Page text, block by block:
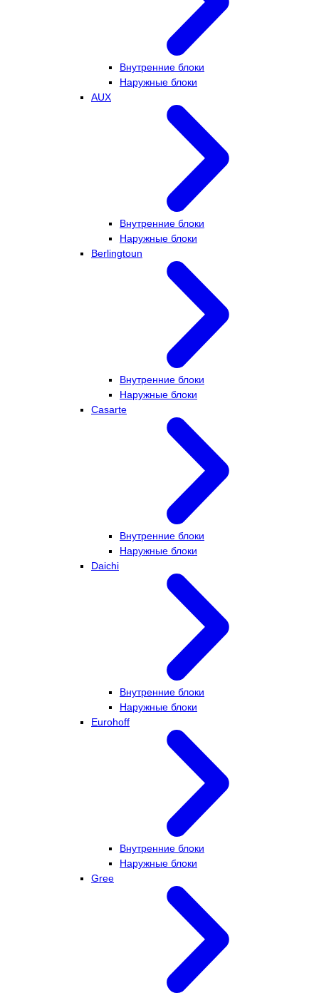
Внутренние блоки
Наружные блоки
AUX
Внутренние блоки
Наружные блоки
Berlingtoun
Внутренние блоки
Наружные блоки
Casarte
Внутренние блоки
Наружные блоки
Daichi
Внутренние блоки
Наружные блоки
Eurohoff
Внутренние блоки
Наружные блоки
Gree